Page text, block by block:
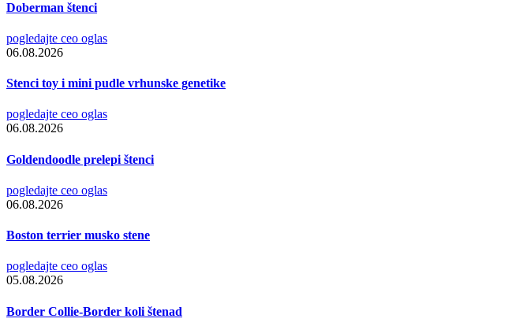
Doberman štenci
pogledajte ceo oglas
06.08.2026
Stenci toy i mini pudle vrhunske genetike
pogledajte ceo oglas
06.08.2026
Goldendoodle prelepi štenci
pogledajte ceo oglas
06.08.2026
Boston terrier musko stene
pogledajte ceo oglas
05.08.2026
Border Collie-Border koli štenad